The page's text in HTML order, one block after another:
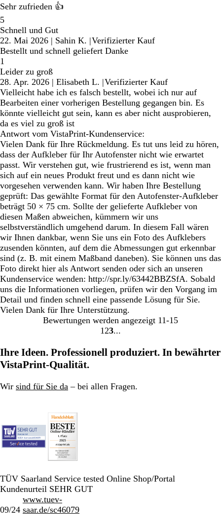
Sehr zufrieden 👍
5
Schnell und Gut
22. Mai 2026 | Sahin K. |Verifizierter Kauf
Bestellt und schnell geliefert Danke
1
Leider zu groß
28. Apr. 2026 | Elisabeth L. |Verifizierter Kauf
Vielleicht habe ich es falsch bestellt, wobei ich nur auf
Bearbeiten einer vorherigen Bestellung gegangen bin. Es
könnte vielleicht gut sein, kann es aber nicht ausprobieren,
da es viel zu groß ist
Antwort vom VistaPrint-Kundenservice:
Vielen Dank für Ihre Rückmeldung. Es tut uns leid zu hören,
dass der Aufkleber für Ihr Autofenster nicht wie erwartet
passt. Wir verstehen gut, wie frustrierend es ist, wenn man
sich auf ein neues Produkt freut und es dann nicht wie
vorgesehen verwenden kann. Wir haben Ihre Bestellung
geprüft: Das gewählte Format für den Autofenster-Aufkleber
beträgt 50 × 75 cm. Sollte der gelieferte Aufkleber von
diesen Maßen abweichen, kümmern wir uns
selbstverständlich umgehend darum. In diesem Fall wären
wir Ihnen dankbar, wenn Sie uns ein Foto des Aufklebers
zusenden könnten, auf dem die Abmessungen gut erkennbar
sind (z. B. mit einem Maßband daneben). Sie können uns das
Foto direkt hier als Antwort senden oder sich an unseren
Kundenservice wenden: http://spr.ly/63442BBZSfA. Sobald
uns die Informationen vorliegen, prüfen wir den Vorgang im
Detail und finden schnell eine passende Lösung für Sie.
Vielen Dank für Ihre Unterstützung.
Bewertungen werden angezeigt 11-15
Gehe
Seite
1 Gehe
Seite
2 Gehe
Seite
3
Ihre Ideen. Professionell produziert. In bewährter
VistaPrint-Qualität.
Wir sind für Sie da – bei allen Fragen.
TÜV Saarland Service tested Online Shop/Portal
Kundenurteil SEHR GUT
09/24
www.tuev-
saar.de/sc46079